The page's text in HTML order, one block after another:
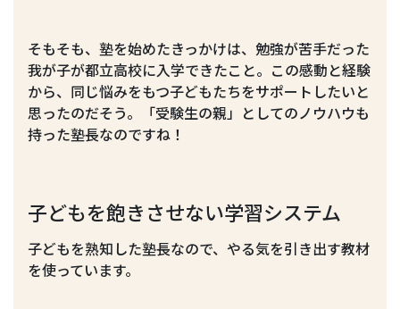
そもそも、塾を始めたきっかけは、勉強が苦手だった
我が子が都立高校に入学できたこと。この感動と経験
から、同じ悩みをもつ子どもたちをサポートしたいと
思ったのだそう。「受験生の親」としてのノウハウも
持った塾長なのですね！
子どもを飽きさせない学習システム
子どもを熟知した塾長なので、やる気を引き出す教材
を使っています。